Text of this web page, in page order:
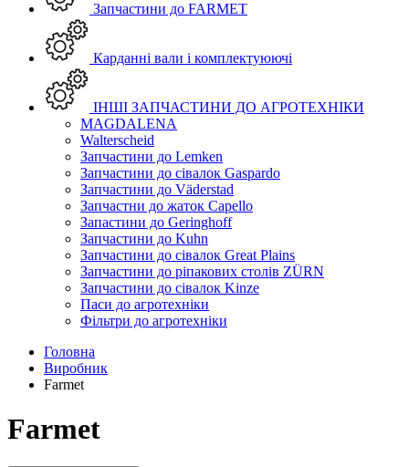
Запчастини до FARMET
Карданні вали і комплектуюючі
ІНШІ ЗАПЧАСТИНИ ДО АГРОТЕХНІКИ
MAGDALENA
Walterscheid
Запчастини до Lemken
Запчастини до сівалок Gaspardo
Запчастини до Väderstad
Запчастни до жаток Capello
Запастини до Geringhoff
Запчастини до Kuhn
Запчастини до сівалок Great Plains
Запчастини до ріпакових столів ZÜRN
Запчастини до сівалок Kinze
Паси до агротехніки
Фільтри до агротехніки
Головна
Виробник
Farmet
Farmet